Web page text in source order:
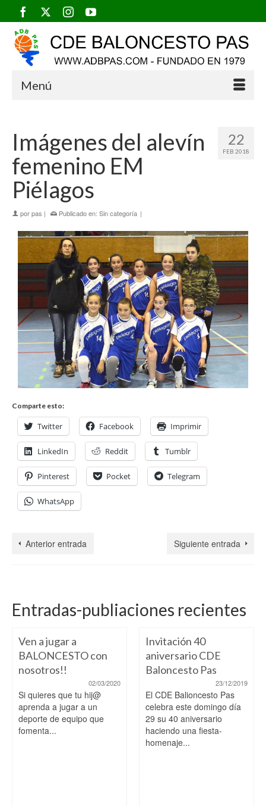
Menú
22
FEB 2018
Imágenes del alevín
femenino EM
Piélagos
porpas | Publicado en: Sin categoría |
Comparte esto:
Twitter Facebook Imprimir
LinkedIn Reddit Tumblr
Pinterest Pocket Telegram
WhatsApp
Anterior entrada Siguiente entrada
Entradas-publiaciones recientes
Ven a jugar a
BALONCESTO con
nosotros!!
02/03/2020
Si quieres que tu hij@
aprenda a jugar a un
deporte de equipo que
fomenta...
Invitación 40
aniversario CDE
Baloncesto Pas
23/12/2019
El CDE Balioncesto Pas
celebra este domingo día
29 su 40 aniversario
haciendo una fiesta-
homenaje...